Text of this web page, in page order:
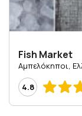
Fish Market
4.8